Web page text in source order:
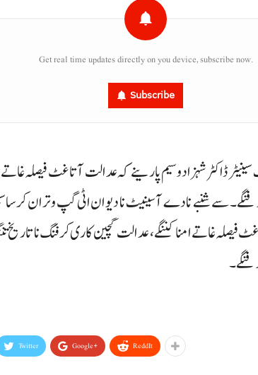
Get real time updates directly on you device, subscribe now.
Subscribe
ڈاکٹر شہزاد وسیم پارینے کہ عدالت آتا غٹ فیصلہ
سے شنبے نادے آ سینیٹ نا دیوان اٹی گپ وتران کرسا
فیصلہ غاتے امنا کننگے، عدالت گچین کاری کرفنگ نا تاریخ
Twitter Google+ ReddIt